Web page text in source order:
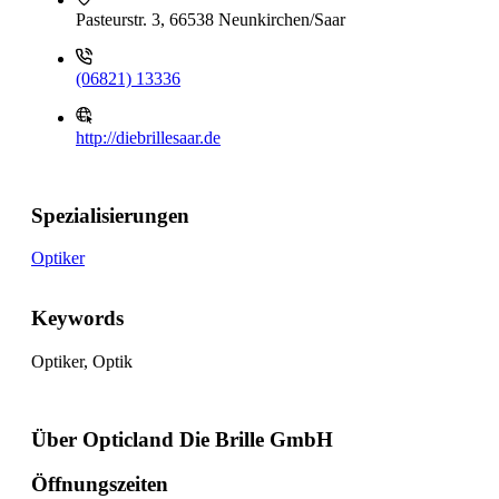
Pasteurstr. 3, 66538 Neunkirchen/Saar
(06821) 13336
http://diebrillesaar.de
Spezialisierungen
Optiker
Keywords
Optiker, Optik
Über Opticland Die Brille GmbH
Öffnungszeiten